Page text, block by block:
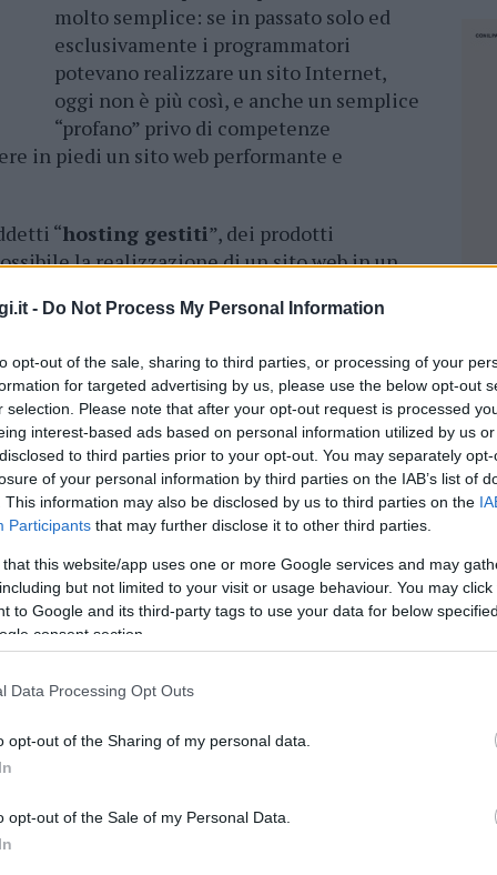
- Do Not Process My Personal Information
opt-out of the sale, sharing to third parties, or processing of your
for targeted advertising by us, please use the below opt-out
selection. Please note that after your opt-out request is processed
interest-based ads based on personal information utilized by us
to third parties prior to your opt-out. You may separately
of your personal information by third parties on the IAB’s list of
This information may also be disclosed by us to third parties on the
Participants that may further disclose it to other third parties.
that this website/app uses one or more Google services and may
but not limited to your visit or usage behaviour. You may
to Google and its third-party tags to use your data for below
consent section.
Data Processing Opt Outs
opt-out of the Sharing of my personal data.
opt-out of the Sale of my Personal Data.
molto semplice: se in passato solo ed
esclusivamente i programmatori
potevano realizzare un sito Internet,
oggi non è più così, e anche un semplice
“profano” privo di competenze
in piedi un sito web performante e
“hosting gestiti”, dei prodotti
la realizzazione di un sito web in un
per gradi, spiegando anzitutto cos’è
è imprescindibile
regolarmente in rete, dev’essere
webmaster può anche dotarsi di un server di
dei casi si fa ricorso a unservizio
gran lunga più pratica ed efficiente.
è di norma associato a quello del
nome del sito web.
dei contenuti
web siano strutturati con deiCMS
source, dunque soggette ad
appunto la gestione dei contenuti